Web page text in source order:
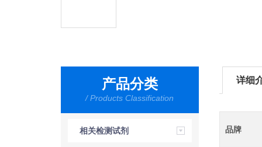
产品分类
/ Products Classification
相关检测试剂
详细
品牌